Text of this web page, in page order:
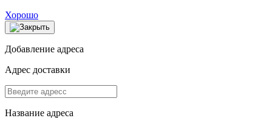
Хорошо
Добавление адреса
Адрес доставки
Название адреса